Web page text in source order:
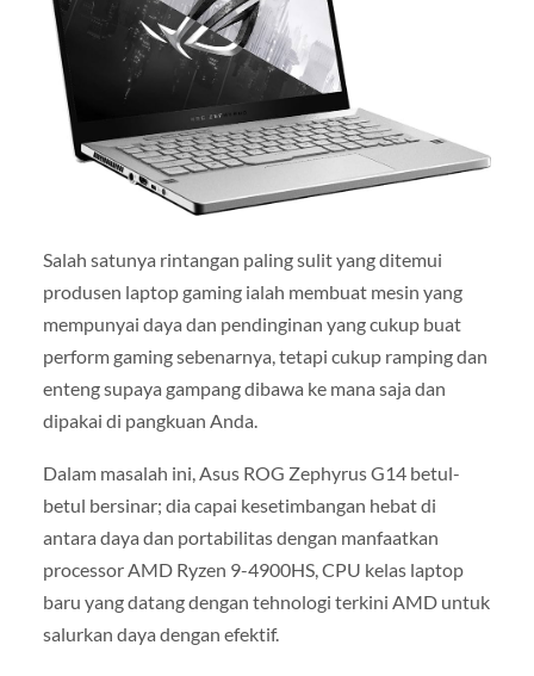
Salah satunya rintangan paling sulit yang ditemui
produsen laptop gaming ialah membuat mesin yang
mempunyai daya dan pendinginan yang cukup buat
perform gaming sebenarnya, tetapi cukup ramping dan
enteng supaya gampang dibawa ke mana saja dan
dipakai di pangkuan Anda.
Dalam masalah ini, Asus ROG Zephyrus G14 betul-
betul bersinar; dia capai kesetimbangan hebat di
antara daya dan portabilitas dengan manfaatkan
processor AMD Ryzen 9-4900HS, CPU kelas laptop
baru yang datang dengan tehnologi terkini AMD untuk
salurkan daya dengan efektif.